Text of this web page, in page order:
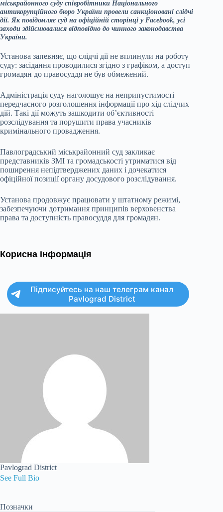
міськрайонного суду співробітники Національного
антикорупційного бюро України провели санкціоновані слідчі
дії. Як повідомляє суд на офіційній сторінці у Facebook, усі
заходи здійснювалися відповідно до чинного законодавства
України.
Установа запевняє, що слідчі дії не вплинули на роботу
суду: засідання проводилися згідно з графіком, а доступ
громадян до правосуддя не був обмежений.
Адміністрація суду наголошує на неприпустимості
передчасного розголошення інформації про хід слідчих
дій. Такі дії можуть зашкодити об’єктивності
розслідування та порушити права учасників
кримінального провадження.
Павлоградський міськрайонний суд закликає
представників ЗМІ та громадськості утриматися від
поширення непідтверджених даних і дочекатися
офіційної позиції органу досудового розслідування.
Установа продовжує працювати у штатному режимі,
забезпечуючи дотримання принципів верховенства
права та доступність правосуддя для громадян.
Корисна інформація
Підписуйтесь на наш телеграм канал
Pavlograd District
Pavlograd District
See Full Bio
Позначки